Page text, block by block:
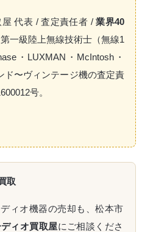
屋 代表 / 査定責任者 /業界40
一級陸上無線技術士（無線1
・LUXMAN・McIntosh・
ド〜ヴィンテージ機の査定責
号。
取
ィオ機器の売却も、松本市
ィオ買取屋にご相談くださ